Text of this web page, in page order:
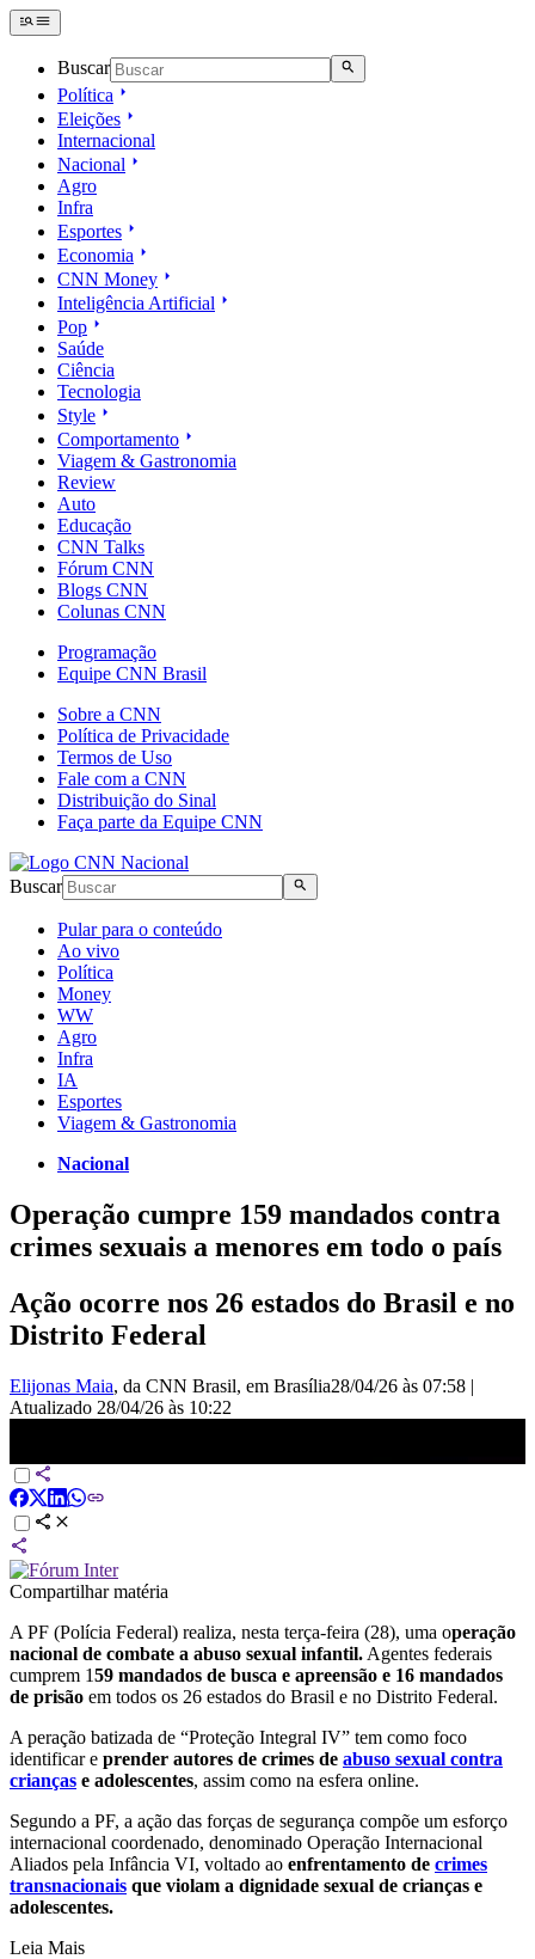
Buscar
Política
Eleições
Internacional
Nacional
Agro
Infra
Esportes
Economia
CNN Money
Inteligência Artificial
Pop
Saúde
Ciência
Tecnologia
Style
Comportamento
Viagem & Gastronomia
Review
Auto
Educação
CNN Talks
Fórum CNN
Blogs CNN
Colunas CNN
Programação
Equipe CNN Brasil
Sobre a CNN
Política de Privacidade
Termos de Uso
Fale com a CNN
Distribuição do Sinal
Faça parte da Equipe CNN
Buscar
Pular para o conteúdo
Ao vivo
Política
Money
WW
Agro
Infra
IA
Esportes
Viagem & Gastronomia
Nacional
Operação cumpre 159 mandados contra
crimes sexuais a menores em todo o país
Ação ocorre nos 26 estados do Brasil e no
Distrito Federal
Elijonas Maia, da CNN Brasil, em Brasília28/04/26 às 07:58 |
Atualizado 28/04/26 às 10:22
Compartilhar matéria
A PF (Polícia Federal) realiza, nesta terça-feira (28), uma operação
nacional de combate a abuso sexual infantil. Agentes federais
cumprem 159 mandados de busca e apreensão e 16 mandados
de prisão em todos os 26 estados do Brasil e no Distrito Federal.
A peração batizada de “Proteção Integral IV” tem como foco
identificar e prender autores de crimes de abuso sexual contra
crianças e adolescentes, assim como na esfera online.
Segundo a PF, a ação das forças de segurança compõe um esforço
internacional coordenado, denominado Operação Internacional
Aliados pela Infância VI, voltado ao enfrentamento de crimes
transnacionais que violam a dignidade sexual de crianças e
adolescentes.
Leia Mais